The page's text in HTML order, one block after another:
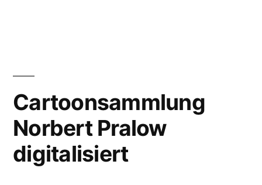
Cartoonsammlung
Norbert Pralow
digitalisiert